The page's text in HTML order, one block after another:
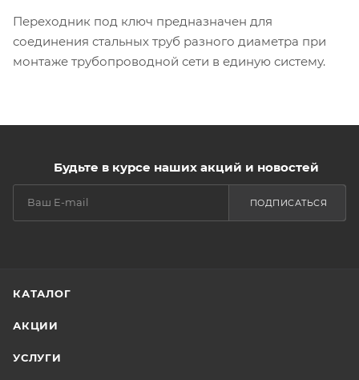
Переходник под ключ предназначен для
соединения стальных труб разного диаметра при
монтаже трубопроводной сети в единую систему.
Будьте в курсе наших акций и новостей
ПОДПИСАТЬСЯ
КАТАЛОГ
АКЦИИ
УСЛУГИ